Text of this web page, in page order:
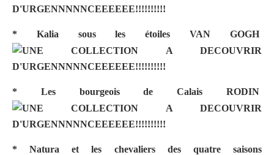
* Kalia sous les étoilesVAN GOGH
* Les bourgeois de Calais RODIN
* Natura et les chevaliers des quatre saisons